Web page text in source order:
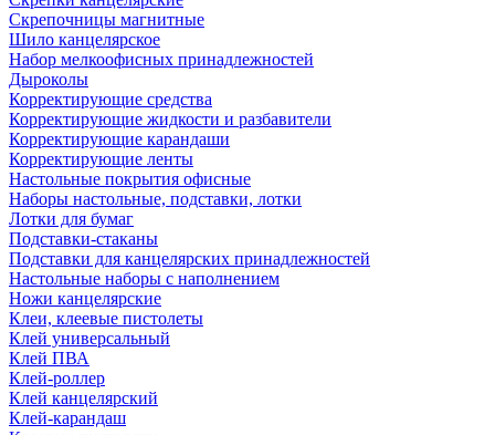
Скрепочницы магнитные
Шило канцелярское
Набор мелкоофисных принадлежностей
Дыроколы
Корректирующие средства
Корректирующие жидкости и разбавители
Корректирующие карандаши
Корректирующие ленты
Настольные покрытия офисные
Наборы настольные, подставки, лотки
Лотки для бумаг
Подставки-стаканы
Подставки для канцелярских принадлежностей
Настольные наборы с наполнением
Ножи канцелярские
Клеи, клеевые пистолеты
Клей универсальный
Клей ПВА
Клей-роллер
Клей канцелярский
Клей-карандаш